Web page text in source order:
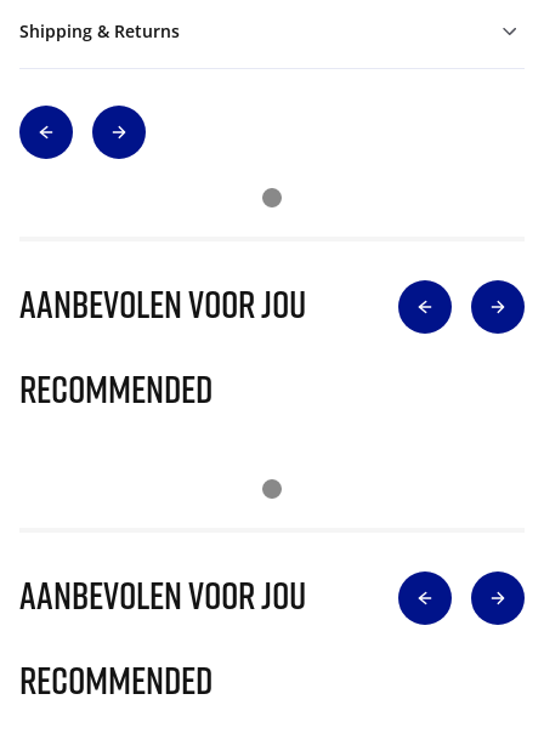
Shipping & Returns
Aanbevolen voor jou
Recommended
Aanbevolen voor jou
Recommended